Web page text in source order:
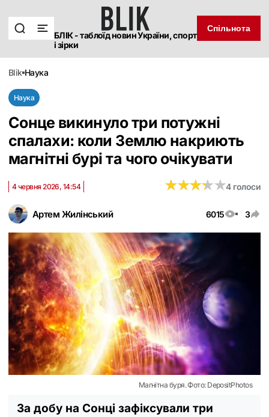
БЛІК - таблоїд новин України, спорт
і зірки
Спільнота
blik наука
Наука
Сонце викинуло три потужні
спалахи: коли Землю накриють
магнітні бурі та чого очікувати
Артем Жилінський 6015 3
4 червня 2026, 14:54 ★★★★★
★★★★★4 голоси
Магнітна буря. Фото: DepositPhotos
За добу на Сонці зафіксували три